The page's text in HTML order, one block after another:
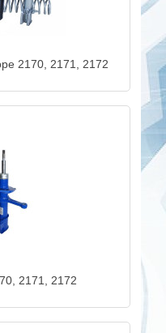
2170, 2171, 2172
2171, 2172